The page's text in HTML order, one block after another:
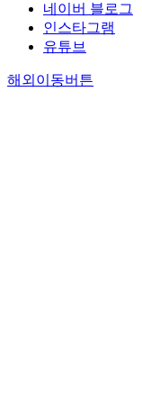
네이버 블로그
인스타그램
유튜브
해외이동버튼